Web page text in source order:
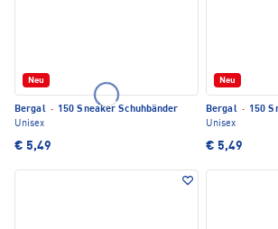
Neu
Bergal · 150 Sneaker Schuhbänder
Unisex
€ 5,49
Neu
Bergal · 150
Unisex
€ 5,49